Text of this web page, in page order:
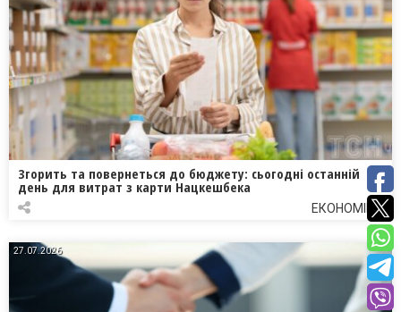
Згорить та повернеться до бюджету: сьогодні останній
день для витрат з карти Нацкешбека
ЕКОНОМІКА
27.07.2026